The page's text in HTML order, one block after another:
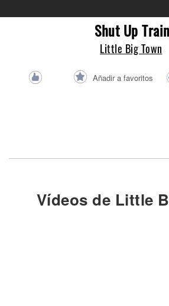
Shut Up Train
Little Big Town
Añadir a favoritos
Vídeos de Little